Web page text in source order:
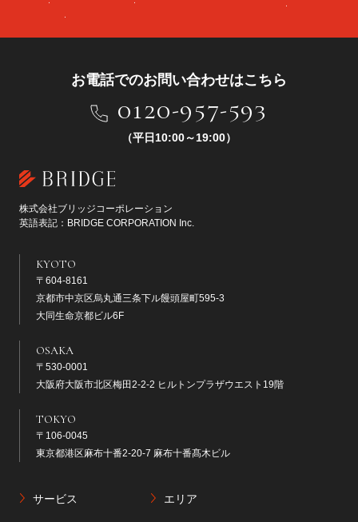
お電話でのお問い合わせはこちら
0120-957-593
（平日10:00～19:00）
株式会社ブリッジコーポレーション
英語表記：BRIDGE CORPORATION Inc.
KYOTO
〒604-8161
京都市中京区烏丸通三条下ル饅頭屋町595-3
大同生命京都ビル6F
OSAKA
〒530-0001
大阪府大阪市北区梅田2-2-2 ヒルトンプラザウエスト19階
TOKYO
〒106-0045
東京都港区麻布十番2-20-7 麻布十番髙木ビル
サービス エリア